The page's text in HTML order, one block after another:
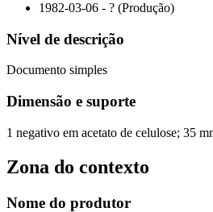
1982-03-06 - ? (Produção)
Nível de descrição
Documento simples
Dimensão e suporte
1 negativo em acetato de celulose; 35
Zona do contexto
Nome do produtor